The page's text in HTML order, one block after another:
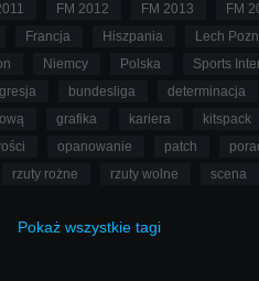
FM 2012 FM 2013
FM
Francja Hiszpania
Lech
Niemcy Polska
Sports
bundesliga
determinacja
grafika kariera
kitspack
opanowanie patch
rzuty rożne rzuty wolne
scena
Pokaż wszystkie tagi